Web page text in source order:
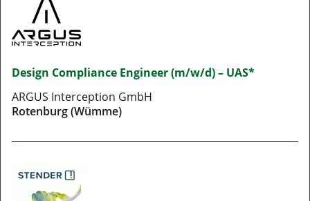
Design Compliance Engineer (m/w/d) – UAS*
ARGUS Interception GmbH
Rotenburg (Wümme)